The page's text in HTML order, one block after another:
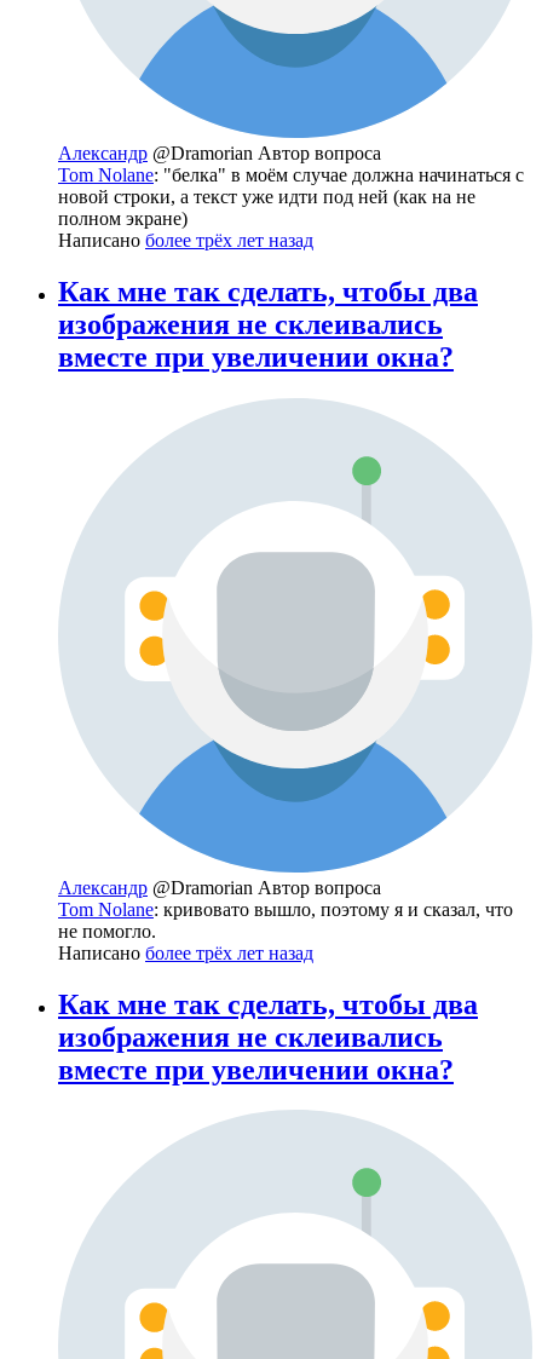
Александр @Dramorian Автор вопроса
Tom Nolane: "белка" в моём случае должна начинаться с
новой строки, а текст уже идти под ней (как на не
полном экране)
Написано более трёх лет назад
Как мне так сделать, чтобы два
изображения не склеивались
вместе при увеличении окна?
Александр @Dramorian Автор вопроса
Tom Nolane: кривовато вышло, поэтому я и сказал, что
не помогло.
Написано более трёх лет назад
Как мне так сделать, чтобы два
изображения не склеивались
вместе при увеличении окна?